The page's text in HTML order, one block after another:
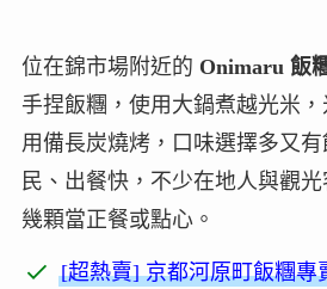
位在錦市場附近的 Onimaru 飯
手捏飯糰，使用大鍋煮越光米
用備長炭燒烤，口味選擇多又
民、出餐快，不少在地人與觀
幾顆當正餐或點心。
[超熱賣] 京都河原町飯糰專